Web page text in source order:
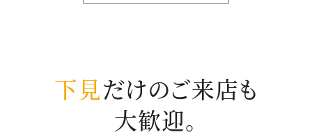
下見だけのご来店も
大歓迎。